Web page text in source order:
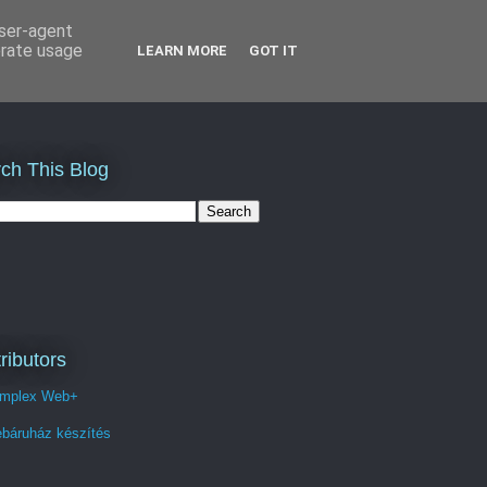
This Blog
Web+
készítés
agent
usage
LEARN MORE GOT IT